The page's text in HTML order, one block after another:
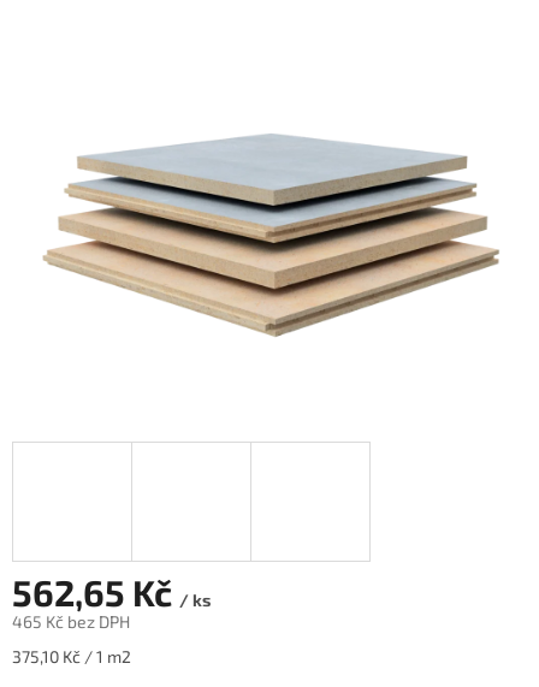
562,65 Kč / ks
465 Kč bez DPH
Měrná
375,10 Kč / 1 m2